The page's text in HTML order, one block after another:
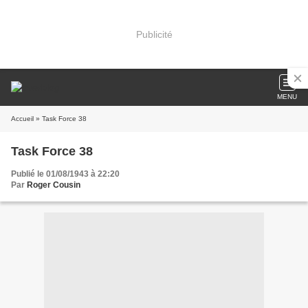
Publicité
MENU
Accueil » Task Force 38
Task Force 38
Publié le 01/08/1943 à 22:20
Par Roger Cousin